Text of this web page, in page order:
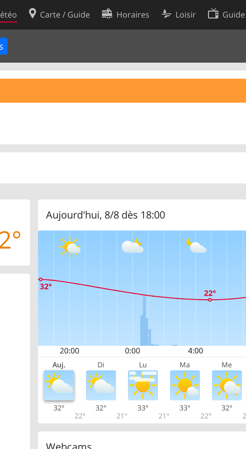
Carte / Guide Horaires Loisir
Aujourd'hui, 8/8 dès 18:00
Auj. Di Lu Ma Me
32°
22°
32°
21°
33°
21°
33°
22°
32°
d’utilisation
des données
Préférences de cookies
Développeurs